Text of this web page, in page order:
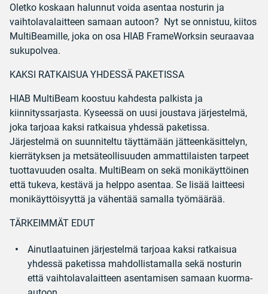
Oletko koskaan halunnut voida asentaa nosturin ja
vaihtolavalaitteen samaan autoon? Nyt se onnistuu, kiitos
MultiBeamille, joka on osa HIAB FrameWorksin seuraavaa
sukupolvea.
KAKSI RATKAISUA YHDESSÄ PAKETISSA
HIAB MultiBeam koostuu kahdesta palkista ja
kiinnityssarjasta. Kyseessä on uusi joustava järjestelmä,
joka tarjoaa kaksi ratkaisua yhdessä paketissa.
Järjestelmä on suunniteltu täyttämään jätteenkäsittelyn,
kierrätyksen ja metsäteollisuuden ammattilaisten tarpeet
tuottavuuden osalta. MultiBeam on sekä monikäyttöinen
että tukeva, kestävä ja helppo asentaa. Se lisää laitteesi
monikäyttöisyyttä ja vähentää samalla työmäärää.
TÄRKEIMMÄT EDUT
Ainutlaatuinen järjestelmä tarjoaa kaksi ratkaisua
yhdessä paketissa mahdollistamalla sekä nosturin
että vaihtolavalaitteen asentamisen samaan kuorma-